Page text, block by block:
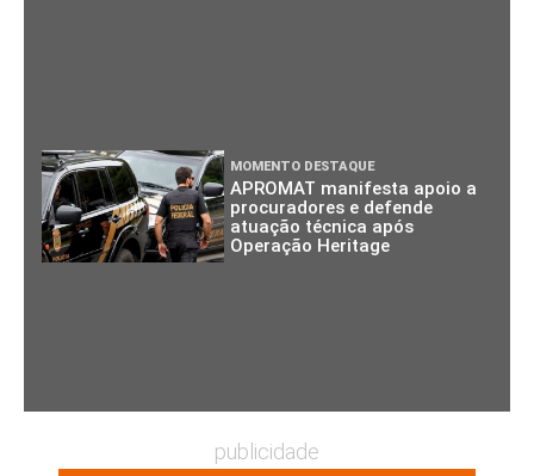
MOMENTO DESTAQUE
APROMAT manifesta apoio a
procuradores e defende
atuação técnica após
Operação Heritage
publicidade